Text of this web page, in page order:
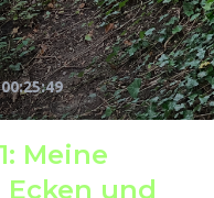
00:25:49
Meine
und